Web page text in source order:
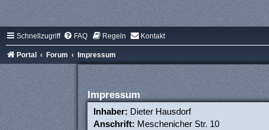
Schnellzugriff FAQ Regeln Kontakt
Portal Forum Impressum
Impressum
Inhaber: Dieter Hausdorf
Anschrift: Meschenicher Str. 10